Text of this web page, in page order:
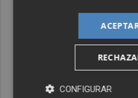
CONFIGURAR